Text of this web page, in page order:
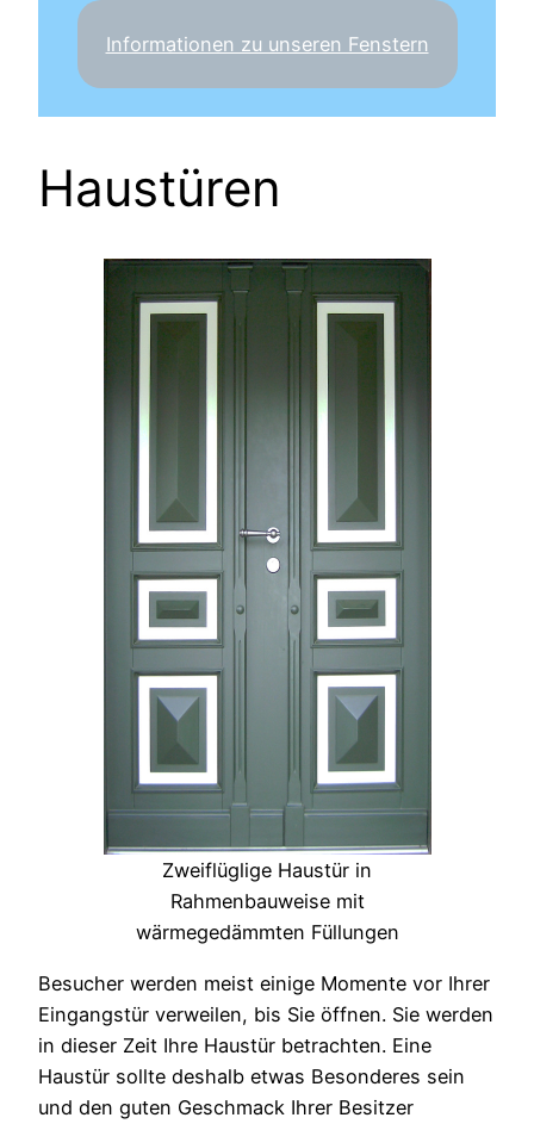
Informationen zu unseren Fenstern
Haustüren
Zweiflüglige Haustür in
Rahmenbauweise mit
wärmegedämmten Füllungen
Besucher werden meist einige Momente vor Ihrer
Eingangstür verweilen, bis Sie öffnen. Sie werden
in dieser Zeit Ihre Haustür betrachten. Eine
Haustür sollte deshalb etwas Besonderes sein
und den guten Geschmack Ihrer Besitzer